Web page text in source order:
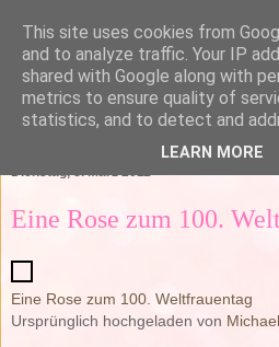
Dienstag, 8. März 2011
Eine Rose zum 100.
Eine Rose zum 100. Weltfrauentag
Ursprünglich hochgeladen von
This site uses cookies from
and to analyze traffic. Your IP
shared with Google along with
metrics to ensure quality of
statistics, and to detect and
LEARN MORE